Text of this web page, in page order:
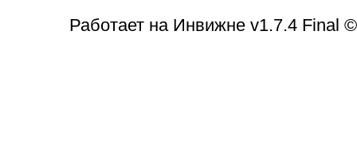
Работает на Инвижне v1.7.4 Final